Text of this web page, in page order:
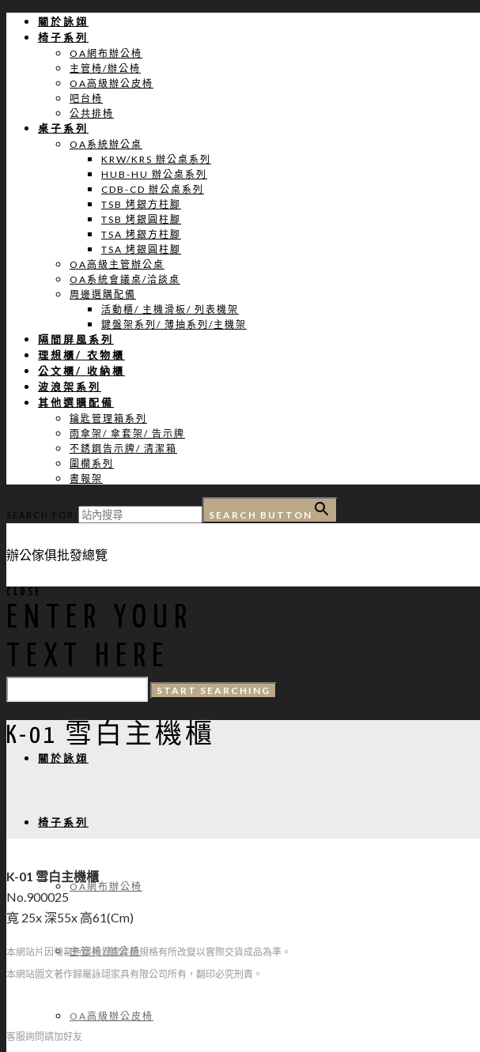
關於詠翊
椅子系列
OA網布辦公椅
主管椅/辦公椅
OA高級辦公皮椅
吧台椅
公共排椅
桌子系列
OA系統辦公桌
KRW/KRS 辦公桌系列
HUB-HU 辦公桌系列
CDB-CD 辦公桌系列
TSB 烤銀方柱腳
TSB 烤銀圓柱腳
TSA 烤銀方柱腳
TSA 烤銀圓柱腳
OA高級主管辦公桌
OA系統會議桌/洽談桌
周邊選購配備
活動櫃/ 主機滑板/ 列表機架
鍵盤架系列/ 薄抽系列/主機架
隔間屏風系列
理想櫃/ 衣物櫃
公文櫃/ 收納櫃
波浪架系列
其他選購配備
鑰匙管理箱系列
雨傘架/ 傘套架/ 告示牌
不銹鋼告示牌/ 清潔箱
圍欄系列
書報架
SEARCH FOR: SEARCH BUTTON
辦公傢俱批發總覽
關於詠翊
椅子系列
OA網布辦公椅
主管椅/辦公椅
OA高級辦公皮椅
CLOSE
ENTER YOUR
TEXT HERE
K-01 雪白主機櫃
K-01 雪白主機櫃
No.900025
寬 25x 深55x 高61(Cm)
本網站片因螢幕色澤差異或產品規格有所改變以實際交貨成品為準。
本網站圖文著作歸屬詠翊家具有限公司所有，翻印必究刑責。
客服詢問請加好友